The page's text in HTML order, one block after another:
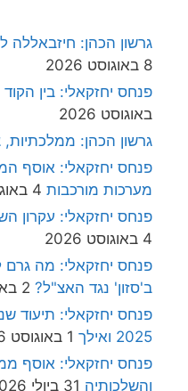
גרשון הכהן: חיזבאללה
8 באוגוסט 2026
פנחס יחזקאלי: בין
באוגוסט 2026
גרשון הכהן:
פנחס יחזקאלי: אוסף
מערכות מורכבות 4 באוגוסט 2026
פנחס יחזקאלי: עקרון
4 באוגוסט 2026
פנחס יחזקאלי: מה גרם
ב'סזון' נגד האצ"ל? 2 באוגוסט 2026
פנחס יחזקאלי: תיעוד
2025 ואילך
1 באוגוסט 2026
פנחס יחזקאלי: אוסף
והשלכותיה 31 ביולי 2026